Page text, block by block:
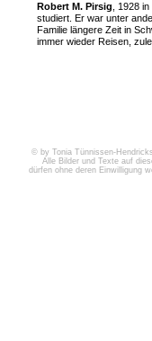
Robert M. Pirsig , 1928
studiert. Er war unter
Familie längere Zeit in
immer wieder Reisen,
© by Tonia Tünnissen-
Alle Bilder und Texte auf
dürfen ohne deren Einwilligung